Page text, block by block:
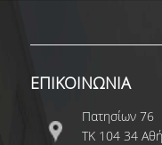
ΕΠΙΚΟΙΝΩΝΙΑ
Πατησίων 76
ΤΚ 104 34